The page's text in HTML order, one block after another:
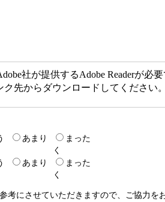
社が提供するAdobe Readerが必要
先からダウンロードしてください
あまり
まった
く
あまり
まった
く
にさせていただきますので、ご協力を